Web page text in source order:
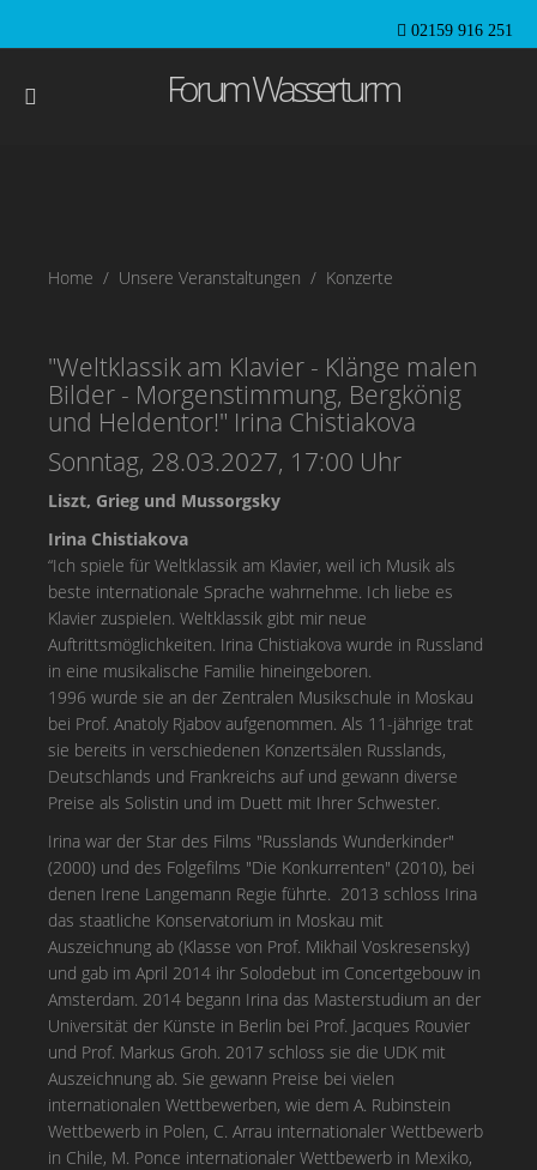
02159 916 251
Forum Wasserturm
Home Unsere Veranstaltungen Konzerte
"Weltklassik am Klavier - Klänge malen
Bilder - Morgenstimmung, Bergkönig
und Heldentor!" Irina Chistiakova
Sonntag, 28.03.2027, 17:00 Uhr
Liszt, Grieg und Mussorgsky
Irina Chistiakova
“Ich spiele für Weltklassik am Klavier, weil ich Musik als
beste internationale Sprache wahrnehme. Ich liebe es
Klavier zuspielen. Weltklassik gibt mir neue
Auftrittsmöglichkeiten. Irina Chistiakova wurde in Russland
in eine musikalische Familie hineingeboren.
1996 wurde sie an der Zentralen Musikschule in Moskau
bei Prof. Anatoly Rjabov aufgenommen. Als 11-jährige trat
sie bereits in verschiedenen Konzertsälen Russlands,
Deutschlands und Frankreichs auf und gewann diverse
Preise als Solistin und im Duett mit Ihrer Schwester.
Irina war der Star des Films "Russlands Wunderkinder"
(2000) und des Folgefilms "Die Konkurrenten" (2010), bei
denen Irene Langemann Regie führte. 2013 schloss Irina
das staatliche Konservatorium in Moskau mit
Auszeichnung ab (Klasse von Prof. Mikhail Voskresensky)
und gab im April 2014 ihr Solodebut im Concertgebouw in
Amsterdam. 2014 begann Irina das Masterstudium an der
Universität der Künste in Berlin bei Prof. Jacques Rouvier
und Prof. Markus Groh. 2017 schloss sie die UDK mit
Auszeichnung ab. Sie gewann Preise bei vielen
internationalen Wettbewerben, wie dem A. Rubinstein
Wettbewerb in Polen, C. Arrau internationaler Wettbewerb
in Chile, M. Ponce internationaler Wettbewerb in Mexiko,